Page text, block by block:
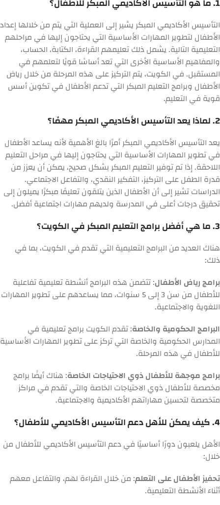
التأسيس الأكاديمي المبكر يشير إلى العملية التي يتم من خلالها إعداد
الأطفال لتطوير المهارات الأساسية التي يحتاجون إليها في مراحلهم
التعليمية التالية. يشمل ذلك تعليمهم القراءة، الكتابة، الحساب،
والمفاهيم الأساسية الأخرى التي تعد أساسًا قويًا لتعلمهم في
المستقبل. في الكويت، يتم التركيز على هذه المرحلة من خلال رياض
الأطفال وبرامج التعليم المبكر التي تدعم الأطفال في تكوين أسس
قوية في التعليم.
2. لماذا يعد التأسيس الأكاديمي المبكر مهمًا؟
يعد التأسيس الأكاديمي المبكر أمرًا بالغ الأهمية لأنه يساعد الأطفال
في تطوير المهارات الأساسية التي يحتاجون إليها في مراحل التعليم
اللاحقة. إذا تم توفير التعليم المبكر بشكل صحيح، يمكن أن يعزز من
قدرة الطفل على التركيز، التفكير النقدي، والتفاعل الاجتماعي.
الدراسات تشير إلى أن الأطفال الذين يتلقون تعليمًا مبكرًا يميلون إلى
تحقيق درجات أعلى في المدرسة ولديهم مهارات اجتماعية أفضل.
3. ما هي أفضل برامج التعليم المبكر في الكويت؟
هناك العديد من البرامج التعليمية التي تقدم في الكويت، بما في
ذلك:
برامج رياض الأطفال: تتضمن هذه البرامج أنشطة تعليمية تفاعلية
للأطفال من سن 3 إلى 5 سنوات، مما يساعدهم على تطوير المهارات
اللغوية والاجتماعية.
البرامج الحكومية والخاصة: تقدم الكويت برامج تعليمية في
المدارس الحكومية والخاصة التي تركز على تطوير المهارات الأساسية
للأطفال في هذه المرحلة.
برامج موجهة للأطفال ذوي الاحتياجات الخاصة: هناك أيضًا برامج
مخصصة للأطفال ذوي الاحتياجات الخاصة والتي تقدم في مراكز
متخصصة لتحسين مهاراتهم الأكاديمية والاجتماعية.
4. كيف يمكن للأهل دعم التأسيس الأكاديمي للأطفال؟
الأهل يلعبون دورًا أساسيًا في دعم التأسيس الأكاديمي للأطفال من
خلال:
تحفيز الأطفال على التعلم: من خلال القراءة لهم، والتفاعل معهم
أثناء الأنشطة التعليمية.